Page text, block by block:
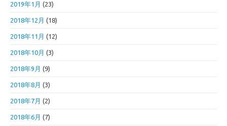
2019年1月 (23)
2018年12月 (18)
2018年11月 (12)
2018年10月 (3)
2018年9月 (9)
2018年8月 (3)
2018年7月 (2)
2018年6月 (7)